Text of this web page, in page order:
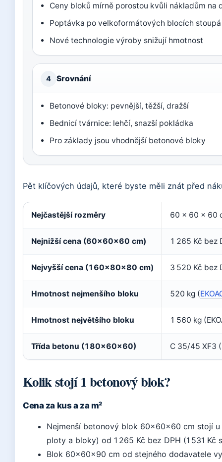
Ceny bloků mírně porostou kvůli nákladům na
Poptávka po velkoformátových blocích stoupá
Nové technologie výroby snižují hmotnost
4 Srovnání
Betonové bloky: pevnější, těžší, dražší
Bednicí tvárnice: lehčí, snazší pokládka
Pro základy jsou vhodnější betonové bloky
Pět klíčových údajů, které byste měli znát před
Nejčastější rozměry 60 × 60 × 60
Nejnižší cena (60×60×60 cm) 1 265 Kč bez
Nejvyšší cena (160×80×80 cm) 3 520 Kč bez
Hmotnost nejmenšího bloku 520 kg (
Hmotnost největšího bloku 1 560 kg
Třída betonu (180×60×60) C 35/45 XF3
Kolik stojí 1 betonový blok?
Cena za kus a za m²
Nejmenší betonový blok 60×60×60 cm stojí
ploty a bloky) od 1 265 Kč bez DPH (1 531 Kč
Blok 60×60×90 cm od stejného dodavatele